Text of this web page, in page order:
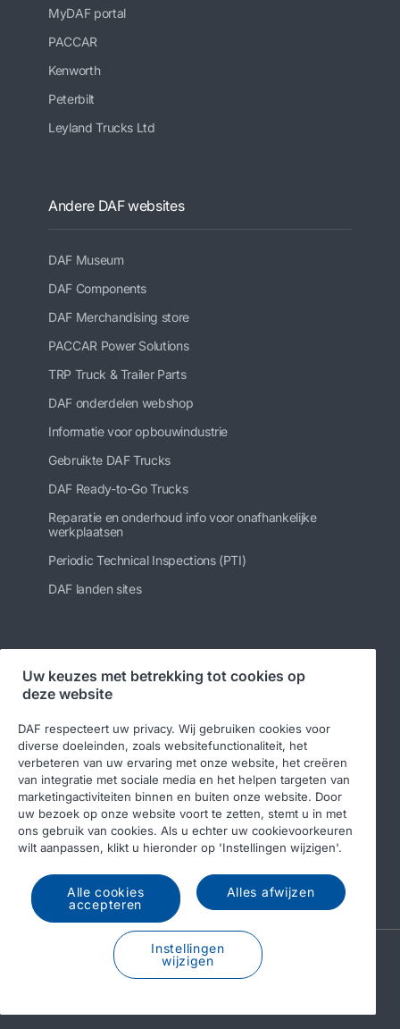
MyDAF portal
PACCAR
Kenworth
Peterbilt
Leyland Trucks Ltd
Andere DAF websites
DAF Museum
DAF Components
DAF Merchandising store
PACCAR Power Solutions
TRP Truck & Trailer Parts
DAF onderdelen webshop
Informatie voor opbouwindustrie
Gebruikte DAF Trucks
DAF Ready-to-Go Trucks
Reparatie en onderhoud info voor onafhankelijke
werkplaatsen
Periodic Technical Inspections (PTI)
DAF landen sites
Volg ons
© 2026 DAF Legal notice
Privacy statement
Algemene voorwaarden
DAF en cookies
Income Tax Report
A PACCAR COMPANY
DRIVEN BY QUALITY
Uw keuzes met betrekking tot cookies op
deze website
DAF respecteert uw privacy. Wij gebruiken cookies voor
diverse doeleinden, zoals websitefunctionaliteit, het
verbeteren van uw ervaring met onze website, het creëren
van integratie met sociale media en het helpen targeten van
marketingactiviteiten binnen en buiten onze website. Door
uw bezoek op onze website voort te zetten, stemt u in met
ons gebruik van cookies. Als u echter uw cookievoorkeuren
wilt aanpassen, klikt u hieronder op 'Instellingen wijzigen'.
Alle cookies
accepteren
Alles afwijzen
Instellingen
wijzigen